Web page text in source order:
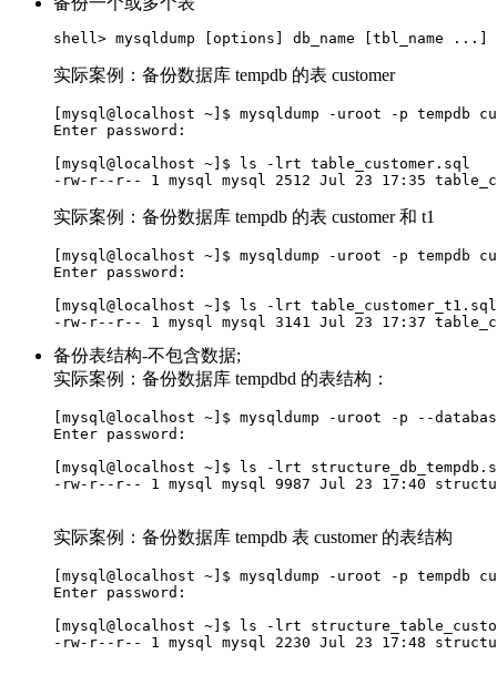
实际案例：备份数据库 tempdb 的表 customer
[mysql@localhost ~]$ mysqldump -uroot -p tempdb
Enter password:
[mysql@localhost ~]$ ls -lrt table_customer.sql
实际案例：备份数据库 tempdb 的表 customer 和 t1
[mysql@localhost ~]$ mysqldump -uroot -p tempdb
Enter password:
[mysql@localhost ~]$ ls -lrt
备份表结构-不包含数据;
实际案例：备份数据库 tempdbd 的表结构：
[mysql@localhost ~]$ mysqldump -uroot -p --
Enter password:
[mysql@localhost ~]$ ls -lrt
-rw-r--r-- 1 mysql mysql 9987 Jul 23 17:40
实际案例：备份数据库 tempdb 表 customer 的表结构
[mysql@localhost ~]$ mysqldump -uroot -p
Enter password:
[mysql@localhost ~]$ ls -lrt